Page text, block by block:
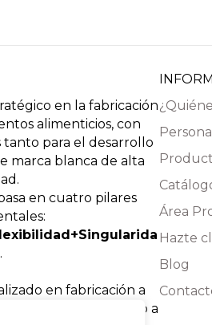
en la fabricación
alimenticios, con
tanto para el desarrollo
marca blanca de alta
en cuatro pilares
.
en fabricación a
integral adaptado a
Área
Hazte
Blog